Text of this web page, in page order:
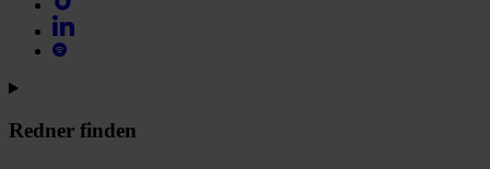
Redner finden